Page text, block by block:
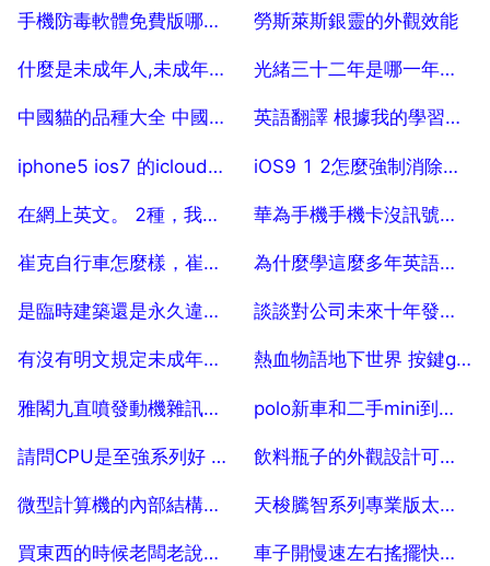
2025-07-18 2025-07-18
手機防毒軟體免費版哪個比較好？
2025-07-18
勞斯萊斯銀靈的外觀效能
2025-07-18
什麼是未成年人,未成年人保護工作遵循什麼原則
2025-07-18
光緒三十二年是哪一年？光緒三十二年臘月初三是公曆哪年哪月哪日
2025-07-18
中國貓的品種大全 中國本土貓品種有哪些
2025-07-18
英語翻譯 根據我的學習經驗來給你提一些建議
2025-07-18
iphone5 ios7 的icloud密碼忘記如何啟用？
2025-07-18
iOS9 1 2怎麼強制消除原來的ID賬號
2025-07-18
在網上英文。 2種，我們可以在網上搜尋各種各樣的資訊 用英語翻譯
2025-07-18
華為手機手機卡沒訊號，華為手機sim卡無訊號怎麼辦
2025-07-18
崔克自行車怎麼樣，崔克山地車好嗎
2025-07-18
為什麼學這麼多年英語還是聽不懂？？？
2025-07-18
是臨時建築還是永久違建，如何區分合法建築，違法建築，臨時建築
2025-07-18
談談對公司未來十年發展的想法英語怎麼說
2025-07-18
有沒有明文規定未成年人不能去酒吧？？
2025-07-18
熱血物語地下世界 按鍵g什麼意思
2025-07-18
雅閣九直噴發動機雜訊比多點電噴大還是小？
2025-07-18
polo新車和二手mini到底選哪個
2025-07-18
請問CPU是至強系列好 還是英特爾I5 i7好
2025-07-18
飲料瓶子的外觀設計可以申請專利嗎
2025-07-18
微型計算機的內部結構是怎樣的
2025-07-18
天梭騰智系列專業版太陽能腕錶好嘛？
2025-07-18
買東西的時候老闆老說謝謝，該怎麼回答啊？ 車子開慢速左右搖擺快速好了跟平衡杆有關係嗎